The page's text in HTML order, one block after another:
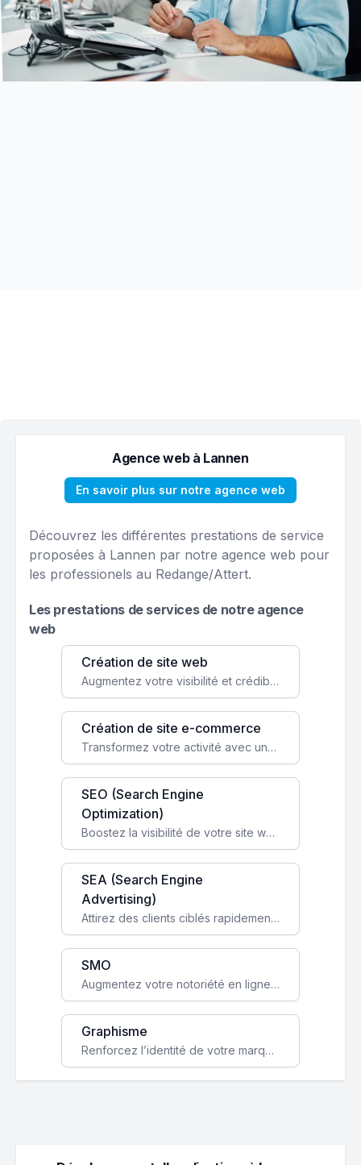
Agence web à Lannen
En savoir plus sur notre agence web
Découvrez les différentes prestations de service
proposées à Lannen par notre agence web pour
les professionels au Redange/Attert.
Les prestations de services de notre agence
web
Création de site web
Augmentez votre visibilité et crédibilité en ligne avec un site web performant, conçu pour attirer plus de clients.
Création de site e-commerce
Transformez votre activité avec une boutique en ligne, accessible à l'échelle mondiale 24/7.
SEO (Search Engine
Optimization)
Boostez la visibilité de votre site web sur Google et attirez du trafic qualifié grâce à nos stratégies SEO.
SEA (Search Engine
Advertising)
Attirez des clients ciblés rapidement avec des campagnes publicitaires payantes optimisées pour vos objectifs.
SMO
Augmentez votre notoriété en ligne et stimulez la croissance de votre entreprise grâce à une stratégie sociale sur mesure.
Graphisme
Renforcez l’identité de votre marque avec un design unique qui capte l’attention et engage vos clients.